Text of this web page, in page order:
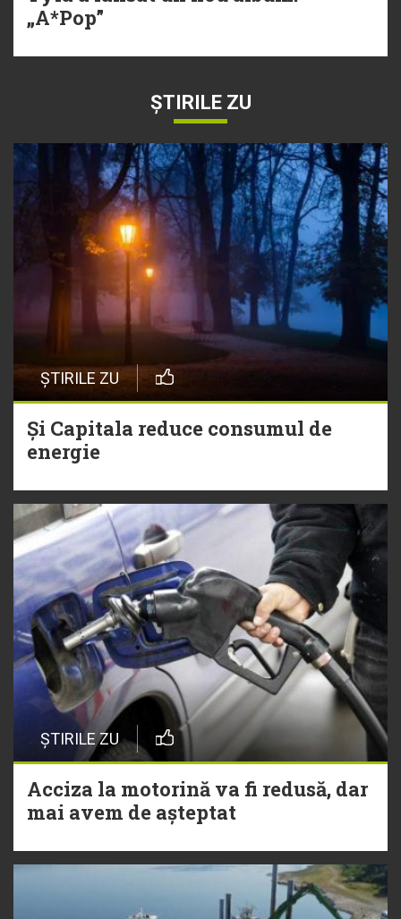
„A*Pop”
ȘTIRILE ZU
ȘTIRILE ZU
Și Capitala reduce consumul de
energie
ȘTIRILE ZU
Acciza la motorină va fi redusă, dar
mai avem de așteptat